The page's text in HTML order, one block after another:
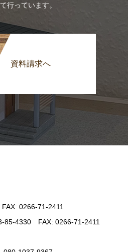
行っています。
資料請求へ
0266-71-2411
85-4330 FAX: 0266-71-2411